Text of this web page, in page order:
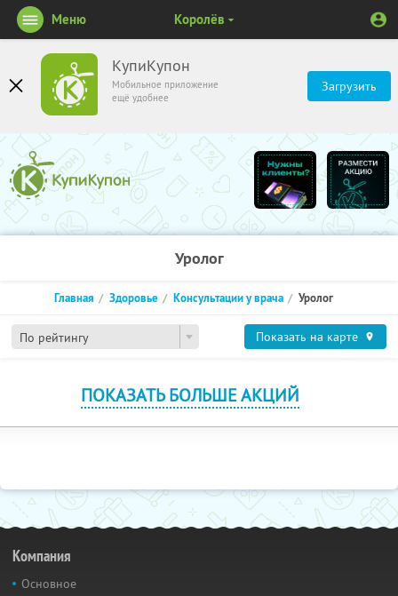
КупиКупон
Мобильное приложение
ещё удобнее
Загрузить
Меню Королёв
Уролог
По рейтингу
Главная Здоровье Консультации у врача Уролог
Показать на карте
ПОКАЗАТЬ БОЛЬШЕ АКЦИЙ
Компания
Основное